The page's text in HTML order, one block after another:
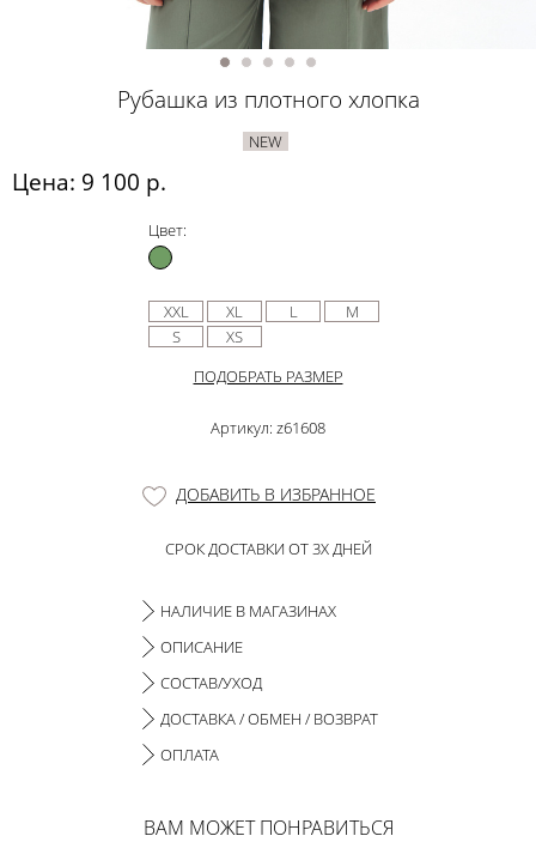
Рубашка из плотного хлопка
NEW
Цена: 9 100 р.
Цвет:
XXL XL L
M
S
XS
ПОДОБРАТЬ РАЗМЕР
Артикул: z61608
ДОБАВИТЬ В ИЗБРАННОЕ
СРОК ДОСТАВКИ ОТ 3Х ДНЕЙ
НАЛИЧИЕ В МАГАЗИНАХ
ОПИСАНИЕ
СОСТАВ/УХОД
ДОСТАВКА / ОБМЕН / ВОЗВРАТ
ОПЛАТА
ВАМ МОЖЕТ ПОНРАВИТЬСЯ